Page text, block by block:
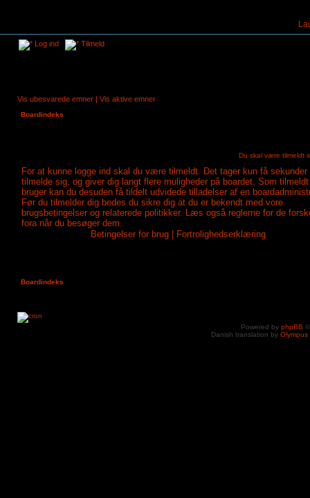
Log ind Tilmeld
Vis ubesvarede emner | Vis aktive emner
Boardindeks
Du skal være tilmeldt
For at kunne logge ind skal du være tilmeldt. Det tager kun få sekunder
tilmelde sig, og giver dig langt flere muligheder på boardet. Som tilmeldt
bruger kan du desuden få tildelt udvidede tilladelser af en
Før du tilmelder dig bedes du sikre dig at du er bekendt med vore
brugsbetingelser og relaterede politikker. Læs også reglerne for de
fora når du besøger dem.
Betingelser for brug
Fortrolighedserklæring
Boardindeks
Powered by phpBB
Danish translation by Olympus